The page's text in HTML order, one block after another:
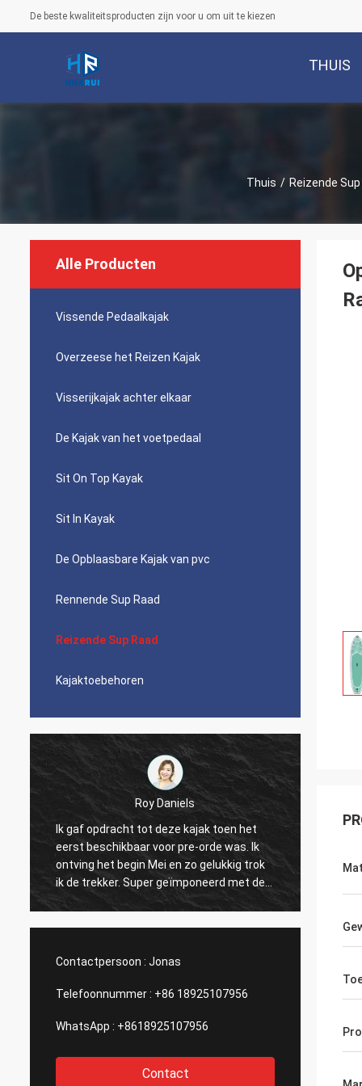
De beste kwaliteitsproducten zijn voor u om uit te kiezen
THUIS
Thuis / Reizende
Alle Producten
Vissende Pedaalkajak
Overzeese het Reizen Kajak
Visserijkajak achter elkaar
De Kajak van het voetpedaal
Sit On Top Kayak
Sit In Kayak
De Opblaasbare Kajak van pvc
Rennende Sup Raad
Reizende Sup Raad
Kajaktoebehoren
Roy Daniels
tot deze kajak toen het
voor pre-orde was. Ik
Mei en zo gelukkig trok
Super geïmponeerd met de
de kajak van een nieuw merk.
Grote kajak vooral voor het
ruimte, overvloed van
toebehoren op te zetten, en
Seat is zeer comfortabel en
vinaandrijving is makkelijk
wenst. Ik adviseer absoluut
Contactpersoon : Jonas
Telefoonnummer : +86 18925107956
WhatsApp : +8618925107956
Contact